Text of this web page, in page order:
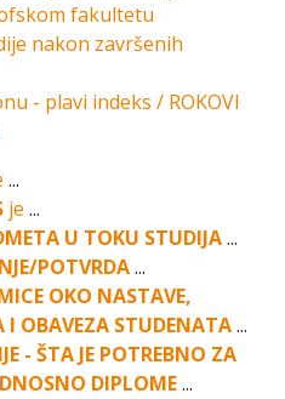
fakultetu
nakon završenih
- plavi indeks / ROKOVI
...
je ...
U TOKU STUDIJA...
POTVRDA...
OKO NASTAVE,
I OBAVEZA STUDENATA...
- ŠTA JE POTREBNO ZA
DIPLOME...